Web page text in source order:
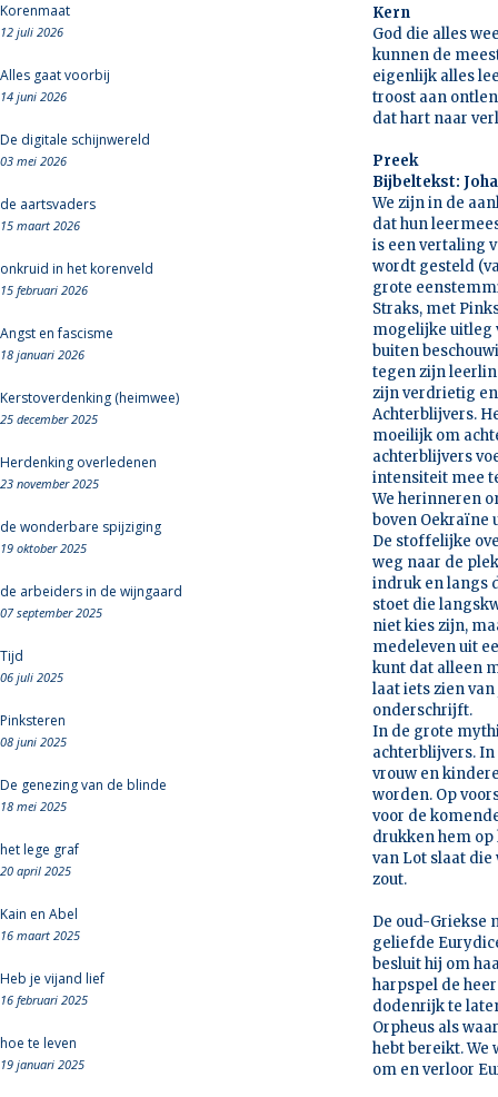
Korenmaat
12 juli 2026
Alles gaat voorbij
14 juni 2026
De digitale schijnwereld
03 mei 2026
de aartsvaders
15 maart 2026
onkruid in het korenveld
15 februari 2026
Angst en fascisme
18 januari 2026
Kerstoverdenking (heimwee)
25 december 2025
Herdenking overledenen
23 november 2025
de wonderbare spijziging
19 oktober 2025
de arbeiders in de wijngaard
07 september 2025
Tijd
06 juli 2025
Pinksteren
08 juni 2025
De genezing van de blinde
18 mei 2025
het lege graf
20 april 2025
Kain en Abel
16 maart 2025
Heb je vijand lief
16 februari 2025
hoe te leven
19 januari 2025
Kern
God die alles
kunnen de
eigenlijk alles
troost aan
dat hart naar
Preek
Bijbeltekst:
We zijn in de
dat hun
is een vertaling
wordt gesteld
grote
Straks, met
mogelijke uitleg
buiten
tegen zijn
zijn verdrietig
Achterblijvers.
moeilijk om
achterblijvers
intensiteit mee
We herinneren
boven Oekraïne
De stoffelijke
weg naar de
indruk en langs
stoet die
niet kies zijn,
medeleven uit
kunt dat alleen
laat iets zien
onderschrijft.
In de grote
achterblijvers. In
vrouw en
worden. Op
voor de
drukken hem
van Lot slaat
zout.
De oud-Griekse
geliefde
besluit hij om
harpspel de
dodenrijk te
Orpheus als
hebt bereikt. We
om en verloor